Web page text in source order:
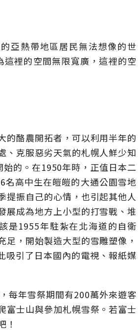
亞熱帶地區居民無法想像的世
裡的空間無限寬廣，這裡的空
的酪農開拓者，可以利用半年的
、克服惡劣天氣的札幌人鮮少知
的。在1950年時，正值日本二
名高中生在皚皚的大通公園雪地
提振自己的心情，也引起其他人
展成為地方上小型的打雪戰、堆
是1955年駐紮在北海道的自衛
，開始製造大型的雪雕塑像，
吸引了日本國內的電視、報紙媒
每年雪祭期間有200萬外來遊客
富士山與參加札幌雪祭。若富士
！